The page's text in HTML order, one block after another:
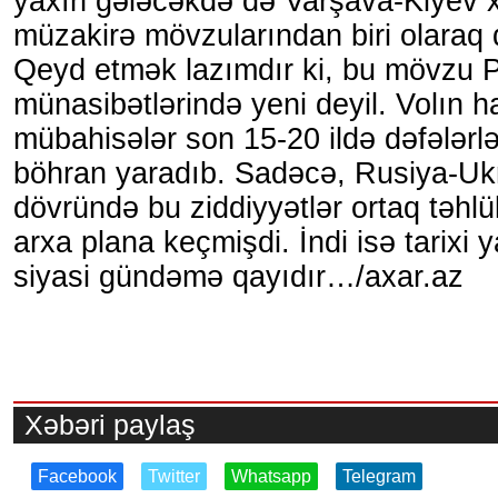
müzakirə mövzularından biri olaraq
Qeyd etmək lazımdır ki, bu mövzu
münasibətlərində yeni deyil. Volın
mübahisələr son 15-20 ildə
böhran yaradıb. Sadəcə, Rusiya-
dövründə bu ziddiyyətlər ortaq
arxa plana keçmişdi. İndi isə tarixi
siyasi gündəmə qayıdır…/axar.az
Xəbəri paylaş
Facebook Twitter Whatsapp Telegram